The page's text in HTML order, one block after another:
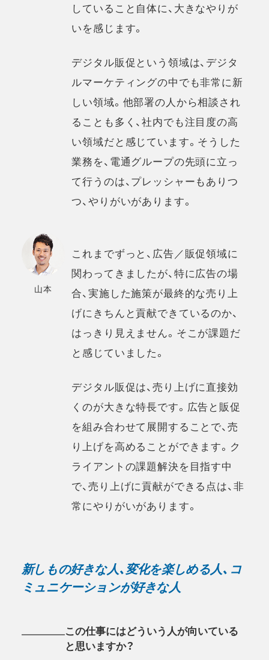
していること自体に、大きなやりが
いを感じます。
デジタル販促という領域は、デジタ
ルマーケティングの中でも非常に新
しい領域。他部署の人から相談され
ることも多く、社内でも注目度の高
い領域だと感じています。そうした
業務を、電通グループの先頭に立っ
て行うのは、プレッシャーもありつ
つ、やりがいがあります。
山本
これまでずっと、広告／販促領域に
関わってきましたが、特に広告の場
合、実施した施策が最終的な売り上
げにきちんと貢献できているのか、
はっきり見えません。そこが課題だ
と感じていました。
デジタル販促は、売り上げに直接効
くのが大きな特長です。広告と販促
を組み合わせて展開することで、売
り上げを高めることができます。ク
ライアントの課題解決を目指す中
で、売り上げに貢献ができる点は、非
常にやりがいがあります。
新しもの好きな人、変化を楽しめる人、コ
ミュニケーションが好きな人
この仕事にはどういう人が向いている
と思いますか？